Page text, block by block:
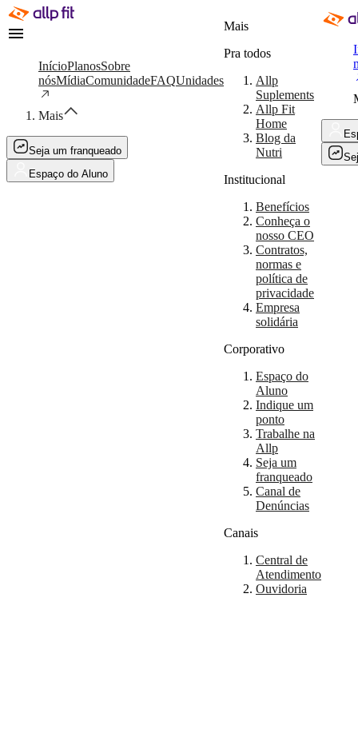
InícioPlanosSobre
nósMídiaComunidadeFAQUnidades
Mais
Seja um franqueado
Espaço do Aluno
Mais
Pra todos
Allp
Suplements
Allp Fit
Home
Blog da
Nutri
Institucional
Benefícios
Conheça o
nosso CEO
Contratos,
normas e
política de
privacidade
Empresa
solidária
Corporativo
Espaço do
Aluno
Indique um
ponto
Trabalhe na
Allp
Seja um
franqueado
Canal de
Denúncias
Canais
Central de
Atendimento
Ouvidoria